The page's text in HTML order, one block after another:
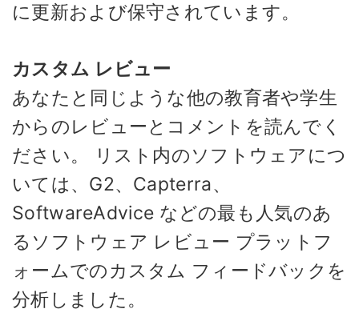
に更新および保守されています。
カスタム レビュー
あなたと同じような他の教育者や学生
からのレビューとコメントを読んでく
ださい。 リスト内のソフトウェアにつ
いては、G2、Capterra、
SoftwareAdvice などの最も人気のあ
るソフトウェア レビュー プラットフ
ォームでのカスタム フィードバックを
分析しました。